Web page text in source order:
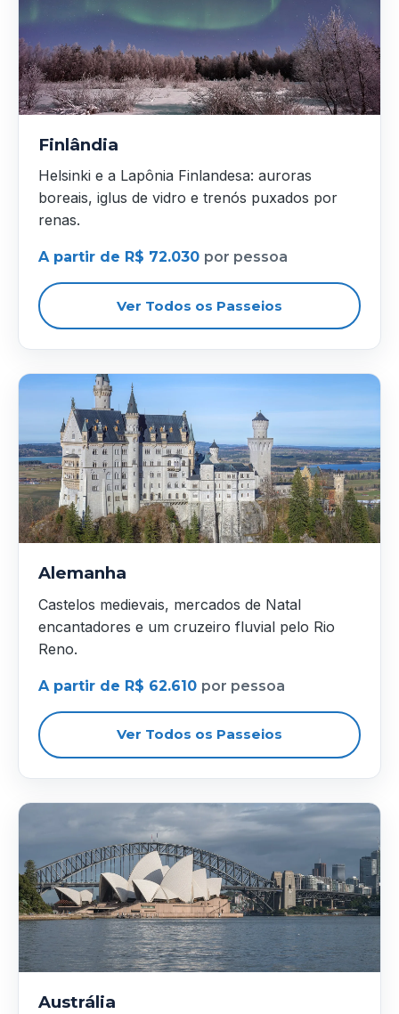
Finlândia
Helsinki e a Lapônia Finlandesa: auroras
boreais, iglus de vidro e trenós puxados por
renas.
A partir de R$ 72.030 por pessoa
Ver Todos os Passeios
Alemanha
Castelos medievais, mercados de Natal
encantadores e um cruzeiro fluvial pelo Rio
Reno.
A partir de R$ 62.610 por pessoa
Ver Todos os Passeios
Austrália